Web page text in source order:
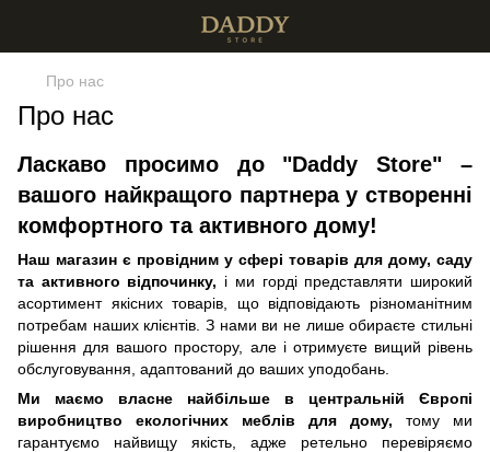
Про нас
Про нас
Ласкаво просимо до "Daddy Store" –
вашого найкращого партнера у створенні
комфортного та активного дому!
Наш магазин є провідним у сфері товарів для дому, саду
та активного відпочинку, і ми горді представляти широкий
асортимент якісних товарів, що відповідають різноманітним
потребам наших клієнтів. З нами ви не лише обираєте стильні
рішення для вашого простору, але і отримуєте вищий рівень
обслуговування, адаптований до ваших уподобань.
Ми маємо власне найбільше в центральній Європі
виробництво екологічних меблів для дому, тому ми
гарантуємо найвищу якість, адже ретельно перевіряємо